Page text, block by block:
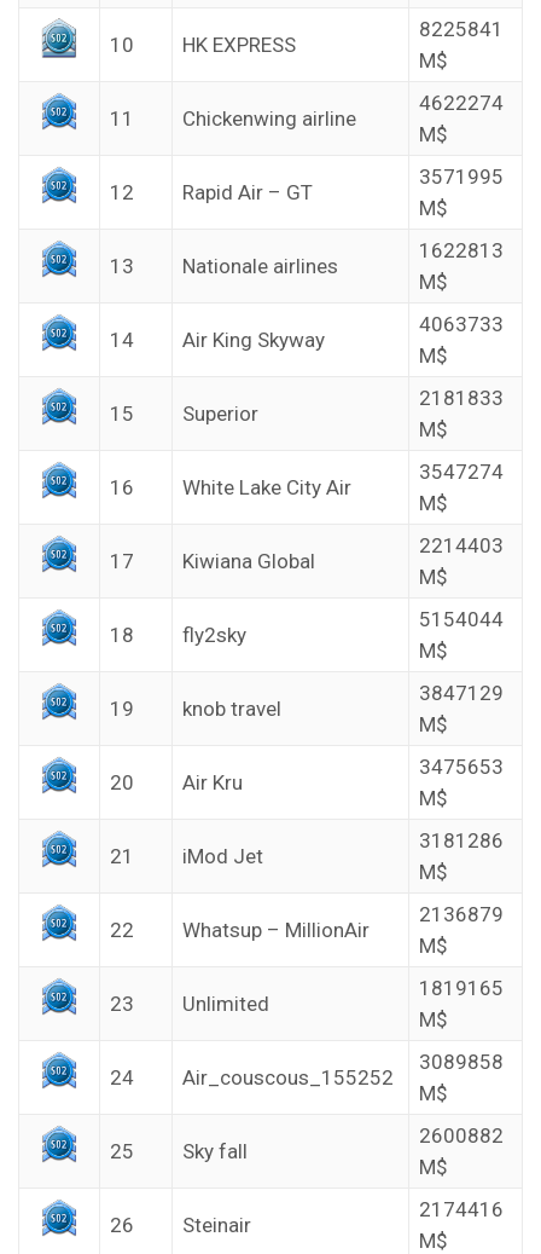
10 HK EXPRESS
8225841
M$
11 Chickenwing airline
4622274
M$
12 Rapid Air – GT
3571995
M$
13 Nationale airlines
1622813
M$
14 Air King Skyway
4063733
M$
15 Superior
2181833
M$
16 White Lake City Air
3547274
M$
17 Kiwiana Global
2214403
M$
18 fly2sky
5154044
M$
19 knob travel
3847129
M$
20 Air Kru
3475653
M$
21 iMod Jet
3181286
M$
22 Whatsup – MillionAir
2136879
M$
23 Unlimited
1819165
M$
24 Air_couscous_155252
3089858
M$
25 Sky fall
2600882
M$
26 Steinair
2174416
M$